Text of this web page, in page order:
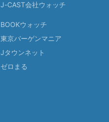
J-CAST会社ウォッチ
BOOKウォッチ
東京バーゲンマニア
Jタウンネット
ゼロまる